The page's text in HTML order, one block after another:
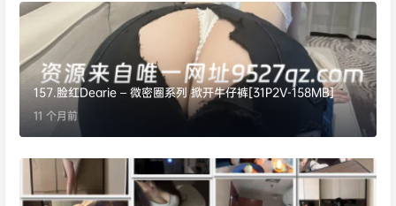
157.脸红Dearie – 微密圈系列 掀开牛仔裤[31P2V-158MB]
11 个月前